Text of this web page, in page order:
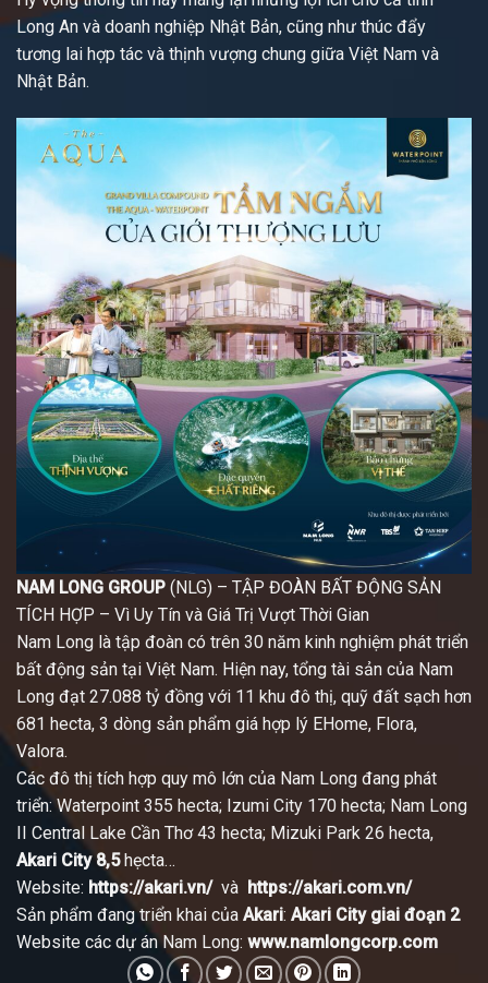
Long An và doanh nghiệp Nhật Bản, cũng như thúc đẩy
tương lai hợp tác và thịnh vượng chung giữa Việt Nam và
Nhật Bản.
NAM LONG GROUP (NLG) – TẬP ĐOÀN BẤT ĐỘNG SẢN
TÍCH HỢP – Vì Uy Tín và Giá Trị Vượt Thời Gian
Nam Long là tập đoàn có trên 30 năm kinh nghiệm phát triển
bất động sản tại Việt Nam. Hiện nay, tổng tài sản của Nam
Long đạt 27.088 tỷ đồng với 11 khu đô thị, quỹ đất sạch hơn
681 hecta, 3 dòng sản phẩm giá hợp lý EHome, Flora,
Valora.
Các đô thị tích hợp quy mô lớn của Nam Long đang phát
triển: Waterpoint 355 hecta; Izumi City 170 hecta; Nam Long
II Central Lake Cần Thơ 43 hecta; Mizuki Park 26 hecta,
Akari City8,5hẹcta…
Website: https://akari.vn/và https://akari.com.vn/
Sản phẩm đang triển khai của Akari: Akari City giai đoạn 2
Website các dự án Nam Long: www.namlongcorp.com